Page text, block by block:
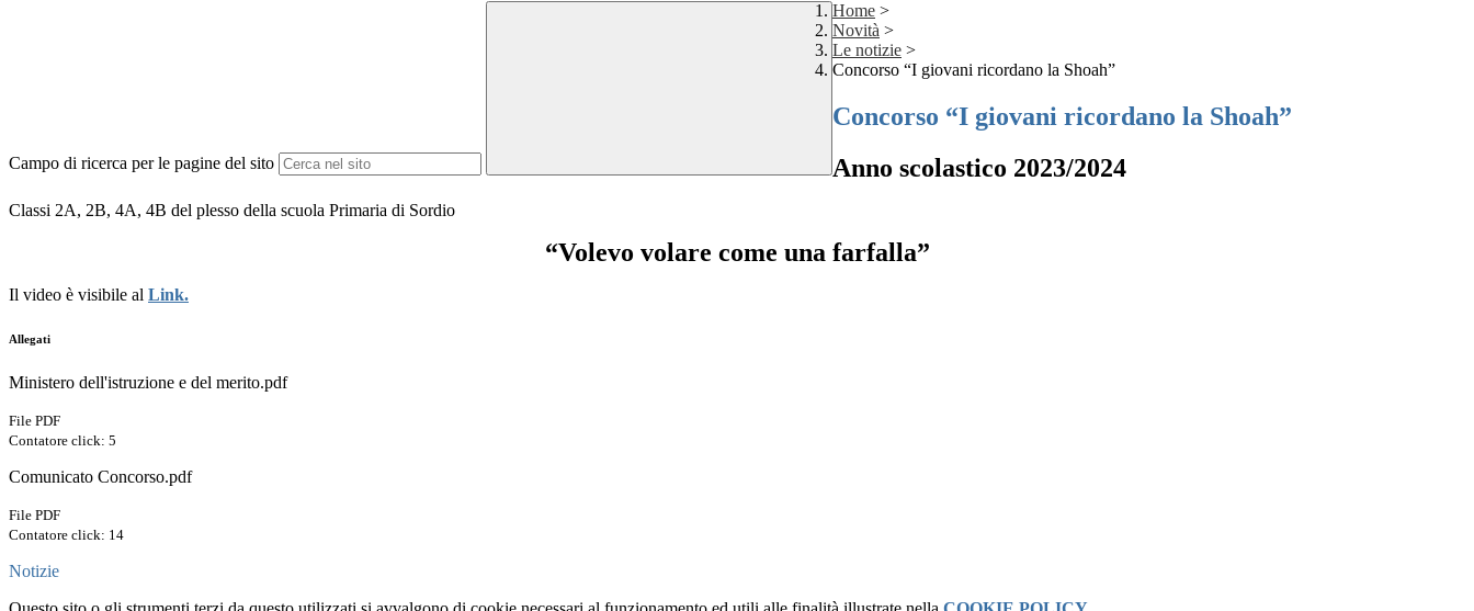
Campo di ricerca per le pagine del sito
Home >
Novità >
Le notizie >
Concorso “I giovani ricordano la Shoah”
Concorso “I giovani ricordano la Shoah”
Anno scolastico 2023/2024
Classi 2A, 2B, 4A, 4B del plesso della scuola Primaria di Sordio
“Volevo volare come una farfalla”
Il video è visibile al Link.
Allegati
Ministero dell'istruzione e del merito.pdf
File PDF
Contatore click: 5
Comunicato Concorso.pdf
File PDF
Contatore click: 14
Notizie